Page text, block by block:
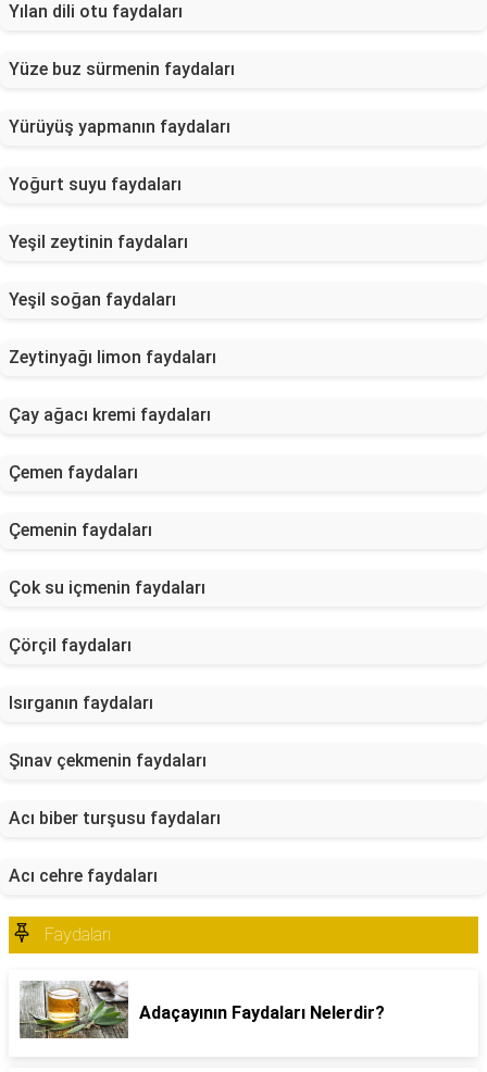
Yılan dili otu faydaları
Yüze buz sürmenin faydaları
Yürüyüş yapmanın faydaları
Yoğurt suyu faydaları
Yeşil zeytinin faydaları
Yeşil soğan faydaları
Zeytinyağı limon faydaları
Çay ağacı kremi faydaları
Çemen faydaları
Çemenin faydaları
Çok su içmenin faydaları
Çörçil faydaları
Isırganın faydaları
Şınav çekmenin faydaları
Acı biber turşusu faydaları
Acı cehre faydaları
Faydaları
Adaçayının Faydaları Nelerdir?